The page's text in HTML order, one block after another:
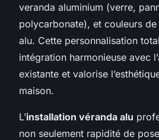
veranda aluminium (verre,
polycarbonate), et couleurs
alu. Cette personnalisation
intégration harmonieuse avec
existante et valorise
maison.
L’installation véranda alu
non seulement rapidité de